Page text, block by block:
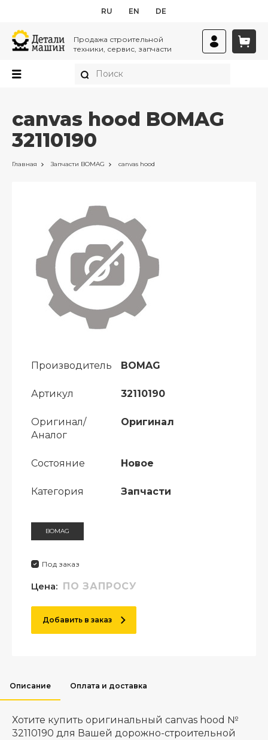
RU EN DE
Продажа строительной
техники, сервис, запчасти
canvas hood BOMAG
32110190
Главная Запчасти BOMAG canvas hood
Производитель BOMAG
Артикул 32110190
Оригинал/
Аналог
Оригинал
Состояние Новое
Категория Запчасти
BOMAG
Под заказ
Цена: ПО ЗАПРОСУ
Добавить в заказ
Описание Оплата и доставка
Хотите купить оригинальный canvas hood №
32110190 для Вашей дорожно-строительной